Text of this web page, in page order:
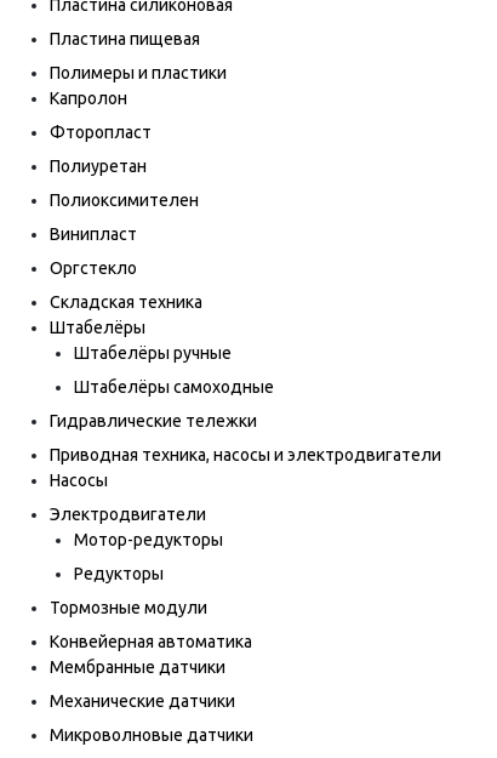
Пластина силиконовая
Пластина пищевая
Полимеры и пластики
Капролон
Фторопласт
Полиуретан
Полиоксимителен
Винипласт
Оргстекло
Складская техника
Штабелёры
Штабелёры ручные
Штабелёры самоходные
Гидравлические тележки
Приводная техника, насосы и электродвигатели
Насосы
Электродвигатели
Мотор-редукторы
Редукторы
Тормозные модули
Конвейерная автоматика
Мембранные датчики
Механические датчики
Микроволновые датчики